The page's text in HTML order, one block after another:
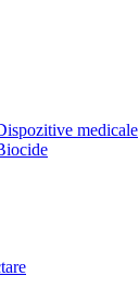
medicale